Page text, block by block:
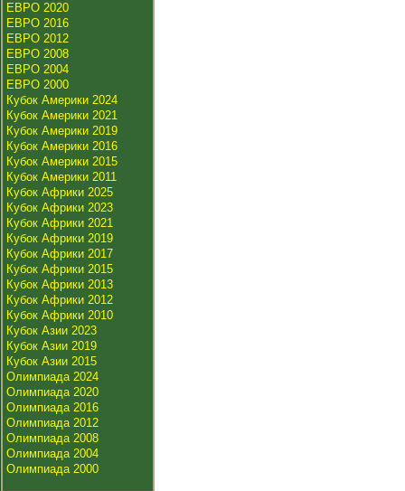
ЕВРО 2020
ЕВРО 2016
ЕВРО 2012
ЕВРО 2008
ЕВРО 2004
ЕВРО 2000
Кубок Америки 2024
Кубок Америки 2021
Кубок Америки 2019
Кубок Америки 2016
Кубок Америки 2015
Кубок Америки 2011
Кубок Африки 2025
Кубок Африки 2023
Кубок Африки 2021
Кубок Африки 2019
Кубок Африки 2017
Кубок Африки 2015
Кубок Африки 2013
Кубок Африки 2012
Кубок Африки 2010
Кубок Азии 2023
Кубок Азии 2019
Кубок Азии 2015
Олимпиада 2024
Олимпиада 2020
Олимпиада 2016
Олимпиада 2012
Олимпиада 2008
Олимпиада 2004
Олимпиада 2000